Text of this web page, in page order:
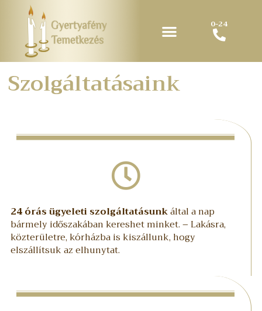
0-24
Szolgáltatásaink
24 órás ügyeleti szolgáltatásunkáltal a nap
bármely időszakában kereshet minket. – Lakásra,
közterületre, kórházba is kiszállunk, hogy
elszállítsuk az elhunytat.